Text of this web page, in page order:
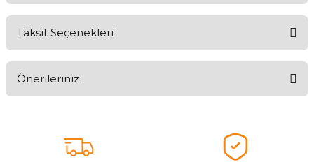
Taksit Seçenekleri
Önerileriniz
tarafımıza iletebilirsiniz.
Görüş ve önerileriniz için teşekkür ederiz.